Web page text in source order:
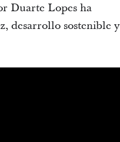
Duarte Lopes ha
desarrollo sostenible y